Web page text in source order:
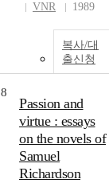
VNR
1989
복사/대
출신청
8
Passion and
virtue : essays
on the novels of
Samuel
Richardson